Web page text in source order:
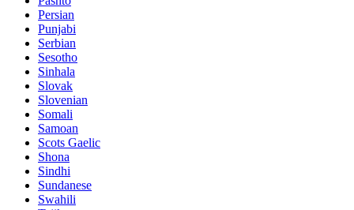
Persian
Punjabi
Serbian
Sesotho
Sinhala
Slovak
Slovenian
Somali
Samoan
Scots Gaelic
Shona
Sindhi
Sundanese
Swahili